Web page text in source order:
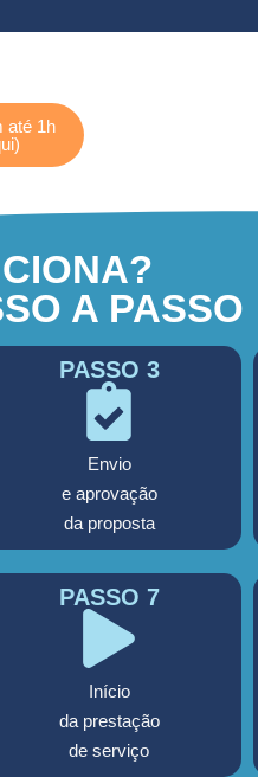
até 1h
A PASSO
PASSO 3
Envio
e aprovação
da proposta
PASSO 7
Início
da prestação
de serviço